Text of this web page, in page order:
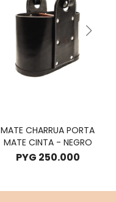
MATE CHARRUA PORTA
MATE CINTA - NEGRO
PYG 250.000